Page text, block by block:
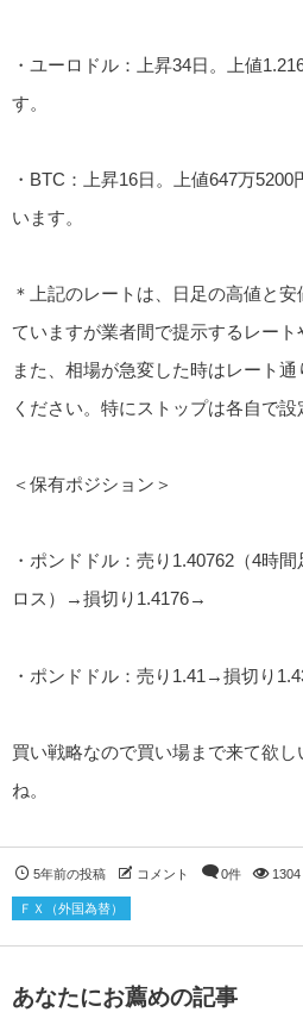
・ユーロドル：上昇34日。上値
す。
・BTC：上昇16日。上値647万
います。
＊上記のレートは、日足の高値と
ていますが業者間で提示するレート
また、相場が急変した時はレート
ください。特にストップは各自で設
＜保有ポジション＞
・ポンドドル：売り1.40762（4時
ロス）→損切り1.4176→
・ポンドドル：売り1.41→損切り
買い戦略なので買い場まで来て欲
ね。
5年前の投稿 コメント 0件 1304
ＦＸ（外国為替）
あなたにお薦めの記事